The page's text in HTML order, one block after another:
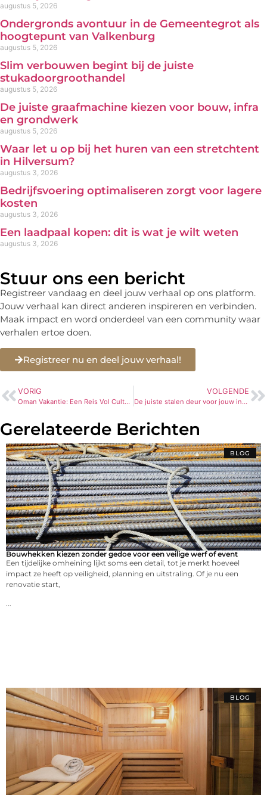
augustus 5, 2026
Ondergronds avontuur in de Gemeentegrot als
hoogtepunt van Valkenburg
augustus 5, 2026
Slim verbouwen begint bij de juiste
stukadoorgroothandel
augustus 5, 2026
De juiste graafmachine kiezen voor bouw, infra
en grondwerk
augustus 5, 2026
Waar let u op bij het huren van een stretchtent
in Hilversum?
augustus 3, 2026
Bedrijfsvoering optimaliseren zorgt voor lagere
kosten
augustus 3, 2026
Een laadpaal kopen: dit is wat je wilt weten
augustus 3, 2026
Stuur ons een bericht
Registreer vandaag en deel jouw verhaal op ons platform.
Jouw verhaal kan direct anderen inspireren en verbinden.
Maak impact en word onderdeel van een community waar
verhalen ertoe doen.
Registreer nu en deel jouw verhaal!
VORIG
Oman Vakantie: Een Reis Vol Cultuur, Natuur en Avontuur
VOLGENDE
De juiste stalen deur voor jouw interieur
Gerelateerde Berichten
BLOG
Bouwhekken kiezen zonder gedoe voor een veilige werf of event
Een tijdelijke omheining lijkt soms een detail, tot je merkt hoeveel
impact ze heeft op veiligheid, planning en uitstraling. Of je nu een
renovatie start,
...
BLOG